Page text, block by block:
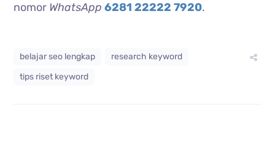
nomor WhatsApp 6281 22222 7920.
belajar seo lengkap
research keyword
tips riset keyword